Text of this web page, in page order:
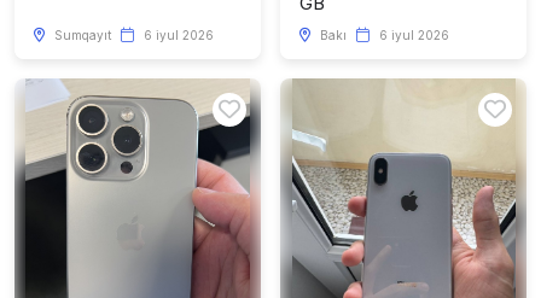
Sumqayıt 6 iyul 2026 Bakı 6 iyul 2026